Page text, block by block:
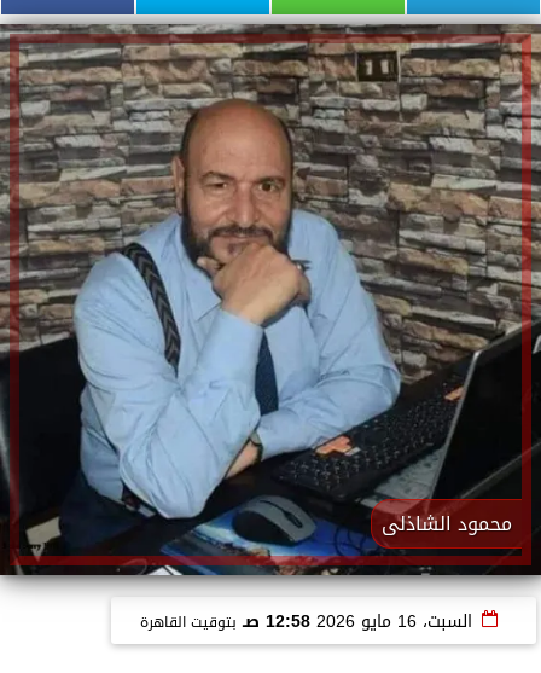
محمود الشاذلى
السبت، 16 مايو 2026 12:58 صـ بتوقيت القاهرة